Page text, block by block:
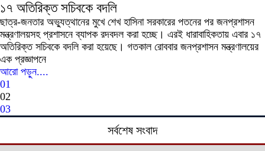
১৭ অতিরিক্ত সচিবকে বদলি
ছাত্র-জনতার অভ্যুত্থানের মুখে শেখ হাসিনা সরকারের পতনের পর জনপ্রশাসন
মন্ত্রণালয়সহ প্রশাসনে ব্যাপক রদবদল করা হচ্ছে। এরই ধারাবাহিকতায় এবার ১৭
অতিরিক্ত সচিবকে বদলি করা হয়েছে। গতকাল রোববার জনপ্রশাসন মন্ত্রণালয়ের
এক প্রজ্ঞাপনে
আরো পড়ুন....
01
02
03
সর্বশেষ সংবাদ